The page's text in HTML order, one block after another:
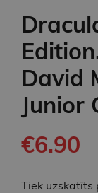
David
Junior
€6.90
Tiek uzskatīts